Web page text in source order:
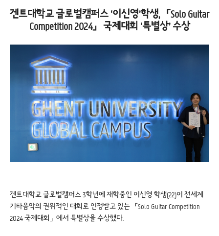
겐트대학교 글로벌캠퍼스 ‘이신영’학생, 「Solo Guitar
Competition 2024」 국제대회 ‘특별상’ 수상
겐트대학교 글로벌캠퍼스 3학년에 재학중인 이신영 학생(22)이 전세계
기타음악의 권위적인 대회로 인정받고 있는 「Solo Guitar Competition
2024 국제대회」에서 특별상을 수상했다.